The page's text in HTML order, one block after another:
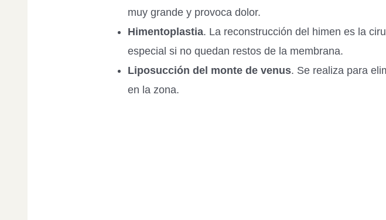
muy grande y provoca dolor.
Himentoplastia. La reconstrucción del himen es la
especial si no quedan restos de la membrana.
Liposucción del monte de venus. Se realiza para
en la zona.